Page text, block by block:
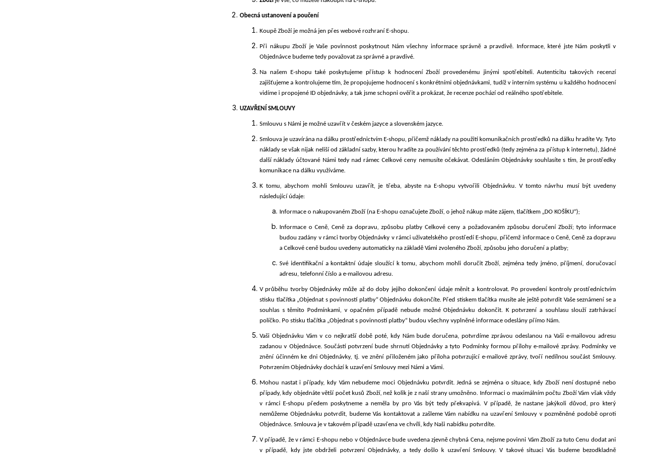
Obecná ustanovení a poučení
Koupě Zboží je možná jen přes webové rozhraní E-shopu.
Při nákupu Zboží je Vaše povinnost poskytnout Nám všechny informace správně a pravdivě. Informace, které jste Nám poskytli v
Objednávce budeme tedy považovat za správné a pravdivé.
Na našem E-shopu také poskytujeme přístup k hodnocení Zboží provedenému jinými spotřebiteli. Autenticitu takových recenzí
zajišťujeme a kontrolujeme tím, že propojujeme hodnocení s konkrétními objednávkami, tudíž v interním systému u každého hodnocení
vidíme i propojené ID objednávky, a tak jsme schopni ověřit a prokázat, že recenze pochází od reálného spotřebitele.
UZAVŘENÍ SMLOUVY
Smlouvu s Námi je možné uzavřít v českém jazyce a slovenském jazyce.
Smlouva je uzavírána na dálku prostřednictvím E-shopu, přičemž náklady na použití komunikačních prostředků na dálku hradíte Vy. Tyto
náklady se však nijak neliší od základní sazby, kterou hradíte za používání těchto prostředků (tedy zejména za přístup k internetu), žádné
další náklady účtované Námi tedy nad rámec Celkové ceny nemusíte očekávat. Odesláním Objednávky souhlasíte s tím, že prostředky
komunikace na dálku využíváme.
K tomu, abychom mohli Smlouvu uzavřít, je třeba, abyste na E-shopu vytvořili Objednávku. V tomto návrhu musí být uvedeny
následující údaje:
Informace o nakupovaném Zboží (na E-shopu označujete Zboží, o jehož nákup máte zájem, tlačítkem „DO KOŠÍKU“);
Informace o Ceně, Ceně za dopravu, způsobu platby Celkové ceny a požadovaném způsobu doručení Zboží; tyto informace
budou zadány v rámci tvorby Objednávky v rámci uživatelského prostředí E-shopu, přičemž informace o Ceně, Ceně za dopravu
a Celkové ceně budou uvedeny automaticky na základě Vámi zvoleného Zboží, způsobu jeho doručení a platby;
Své identifikační a kontaktní údaje sloužící k tomu, abychom mohli doručit Zboží, zejména tedy jméno, příjmení, doručovací
adresu, telefonní číslo a e-mailovou adresu.
V průběhu tvorby Objednávky může až do doby jejího dokončení údaje měnit a kontrolovat. Po provedení kontroly prostřednictvím
stisku tlačítka „Objednat s povinností platby“ Objednávku dokončíte. Před stiskem tlačítka musíte ale ještě potvrdit Vaše seznámení se a
souhlas s těmito Podmínkami, v opačném případě nebude možné Objednávku dokončit. Kpotvrzení a souhlasu slouží zatrhávací
políčko. Po stisku tlačítka „Objednat s povinností platby“ budou všechny vyplněné informace odeslány přímo Nám.
Vaši Objednávku Vám v co nejkratší době poté, kdy Nám bude doručena, potvrdíme zprávou odeslanou na Vaši e-mailovou adresu
zadanou v Objednávce. Součástí potvrzení bude shrnutí Objednávky a tyto Podmínky formou přílohy e-mailové zprávy. Podmínky ve
znění účinném ke dni Objednávky, tj. ve znění přiloženém jako příloha potvrzující e-mailové zprávy, tvoří nedílnou součást Smlouvy.
Potvrzením Objednávky dochází k uzavření Smlouvy mezi Námi a Vámi.
Mohou nastat i případy, kdy Vám nebudeme moci Objednávku potvrdit. Jedná se zejména o situace, kdy Zboží není dostupné nebo
případy, kdy objednáte větší počet kusů Zboží, než kolik je z naší strany umožněno. Informaci o maximálním počtu Zboží Vám však vždy
v rámci E-shopu předem poskytneme a neměla by pro Vás být tedy překvapivá. V případě, že nastane jakýkoli důvod, pro který
nemůžeme Objednávku potvrdit, budeme Vás kontaktovat a zašleme Vám nabídku na uzavření Smlouvy v pozměněné podobě oproti
Objednávce. Smlouva je v takovém případě uzavřena ve chvíli, kdy Naši nabídku potvrdíte.
V případě, že v rámci E-shopu nebo v Objednávce bude uvedena zjevně chybná Cena, nejsme povinni Vám Zboží za tuto Cenu dodat ani
v případě, kdy jste obdrželi potvrzení Objednávky, a tedy došlo k uzavření Smlouvy. V takové situaci Vás budeme bezodkladně